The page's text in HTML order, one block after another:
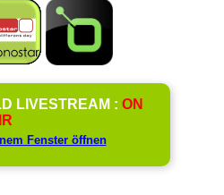
LIVESTREAM : ON
Fenster öffnen